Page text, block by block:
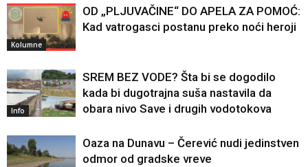
Kolumne
OD „PLJUVAČINE“ DO APELA ZA POMOĆ:
Kad vatrogasci postanu preko noći heroji
Info
SREM BEZ VODE? Šta bi se dogodilo
kada bi dugotrajna suša nastavila da
obara nivo Save i drugih vodotokova
Oaza na Dunavu – Čerević nudi jedinstven
odmor od gradske vreve